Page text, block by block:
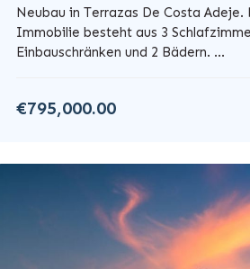
Neubau in Terrazas De Costa Adeje.
Immobilie besteht aus 3
Einbauschränken und 2 Bädern. ...
€795,000.00